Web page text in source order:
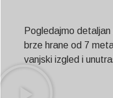
Pogledajmo
brze hrane od 7
vanjski izgled i